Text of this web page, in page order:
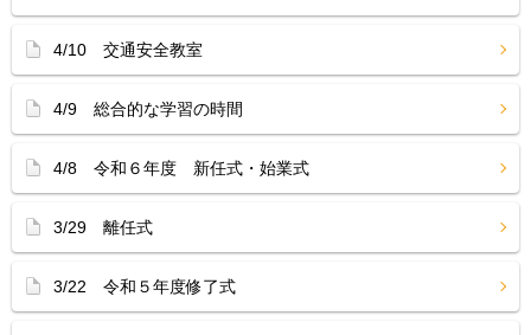
4/10 交通安全教室
4/9 総合的な学習の時間
4/8 令和６年度 新任式・始業式
3/29 離任式
3/22 令和５年度修了式